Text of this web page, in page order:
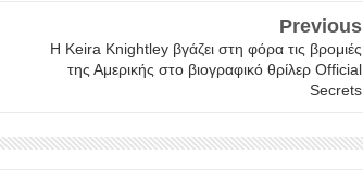
Previous
Η Keira Knightley βγάζει στη φόρα τις βρομιές
της Αμερικής στο βιογραφικό θρίλερ Official
Secrets